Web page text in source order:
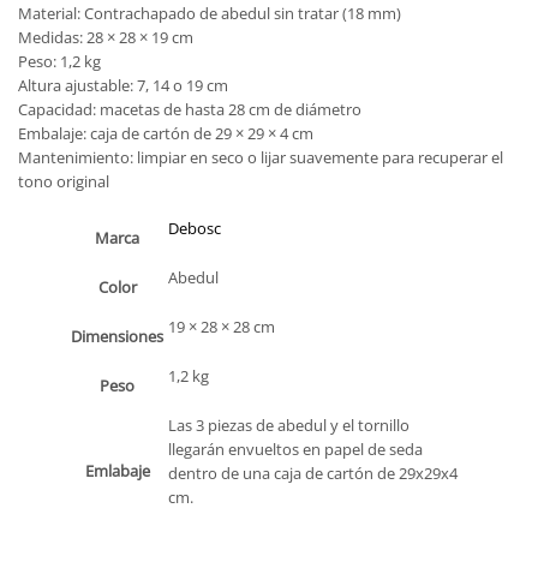
Material: Contrachapado de abedul sin tratar (18 mm)
Medidas: 28 × 28 × 19 cm
Peso: 1,2 kg
Altura ajustable: 7, 14 o 19 cm
Capacidad: macetas de hasta 28 cm de diámetro
Embalaje: caja de cartón de 29 × 29 × 4 cm
Mantenimiento: limpiar en seco o lijar suavemente para recuperar el
tono original
Marca Debosc
Color Abedul
Dimensiones 19 × 28 × 28 cm
Peso 1,2 kg
Emlabaje
Las 3 piezas de abedul y el tornillo
llegarán envueltos en papel de seda
dentro de una caja de cartón de 29x29x4
cm.